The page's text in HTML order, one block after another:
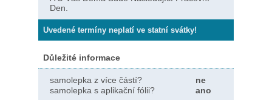
Den.
Uvedené termíny neplatí ve statní svátky!
Důležité informace
samolepka z více částí?
ne
samolepka s aplikační fólii?
ano